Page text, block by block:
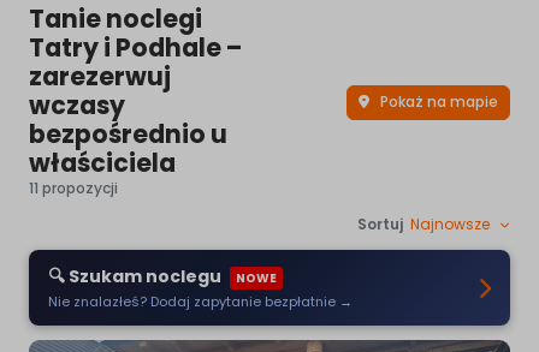
Tanie noclegi
Tatry i Podhale –
zarezerwuj
wczasy
bezpośrednio u
właściciela
11 propozycji
Pokaż na mapie
Sortuj Najnowsze
🔍 Szukam noclegu NOWE
Nie znalazłeś? Dodaj zapytanie bezpłatnie →